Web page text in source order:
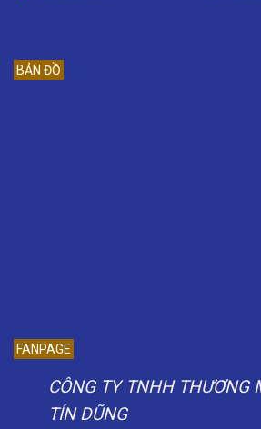
BẢN ĐỒ
FANPAGE
CÔNG TY TNHH THƯƠNG
TÍN DŨNG